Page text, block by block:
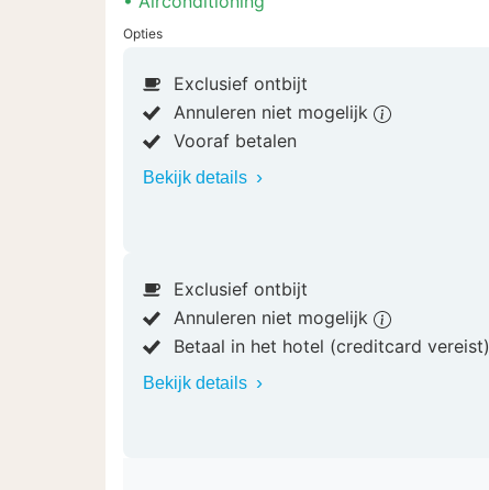
Opties
Exclusief ontbijt
Annuleren niet mogelijk
Vooraf betalen
Bekijk details
Exclusief ontbijt
Annuleren niet mogelijk
Betaal in het hotel (creditcard vereist)
Bekijk details